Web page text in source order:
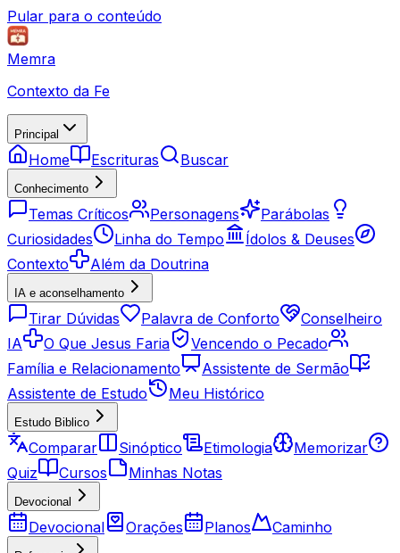
Pular para o conteúdo
Memra
Contexto da Fe
Principal
Home Escrituras Buscar
Conhecimento
Temas Críticos Personagens
Parábolas
Curiosidades
Linha do Tempo
Ídolos & Deuses
Contexto
Além da Doutrina
IA e aconselhamento
Tirar Dúvidas Palavra de Conforto
Conselheiro
IA
O Que Jesus Faria
Vencendo o Pecado
Família e Relacionamento
Assistente de Sermão
Assistente de Estudo
Meu Histórico
Estudo Biblico
Comparar Sinóptico Etimologia
Memorizar
Quiz
Cursos Minhas Notas
Devocional
Devocional Orações Planos Caminho